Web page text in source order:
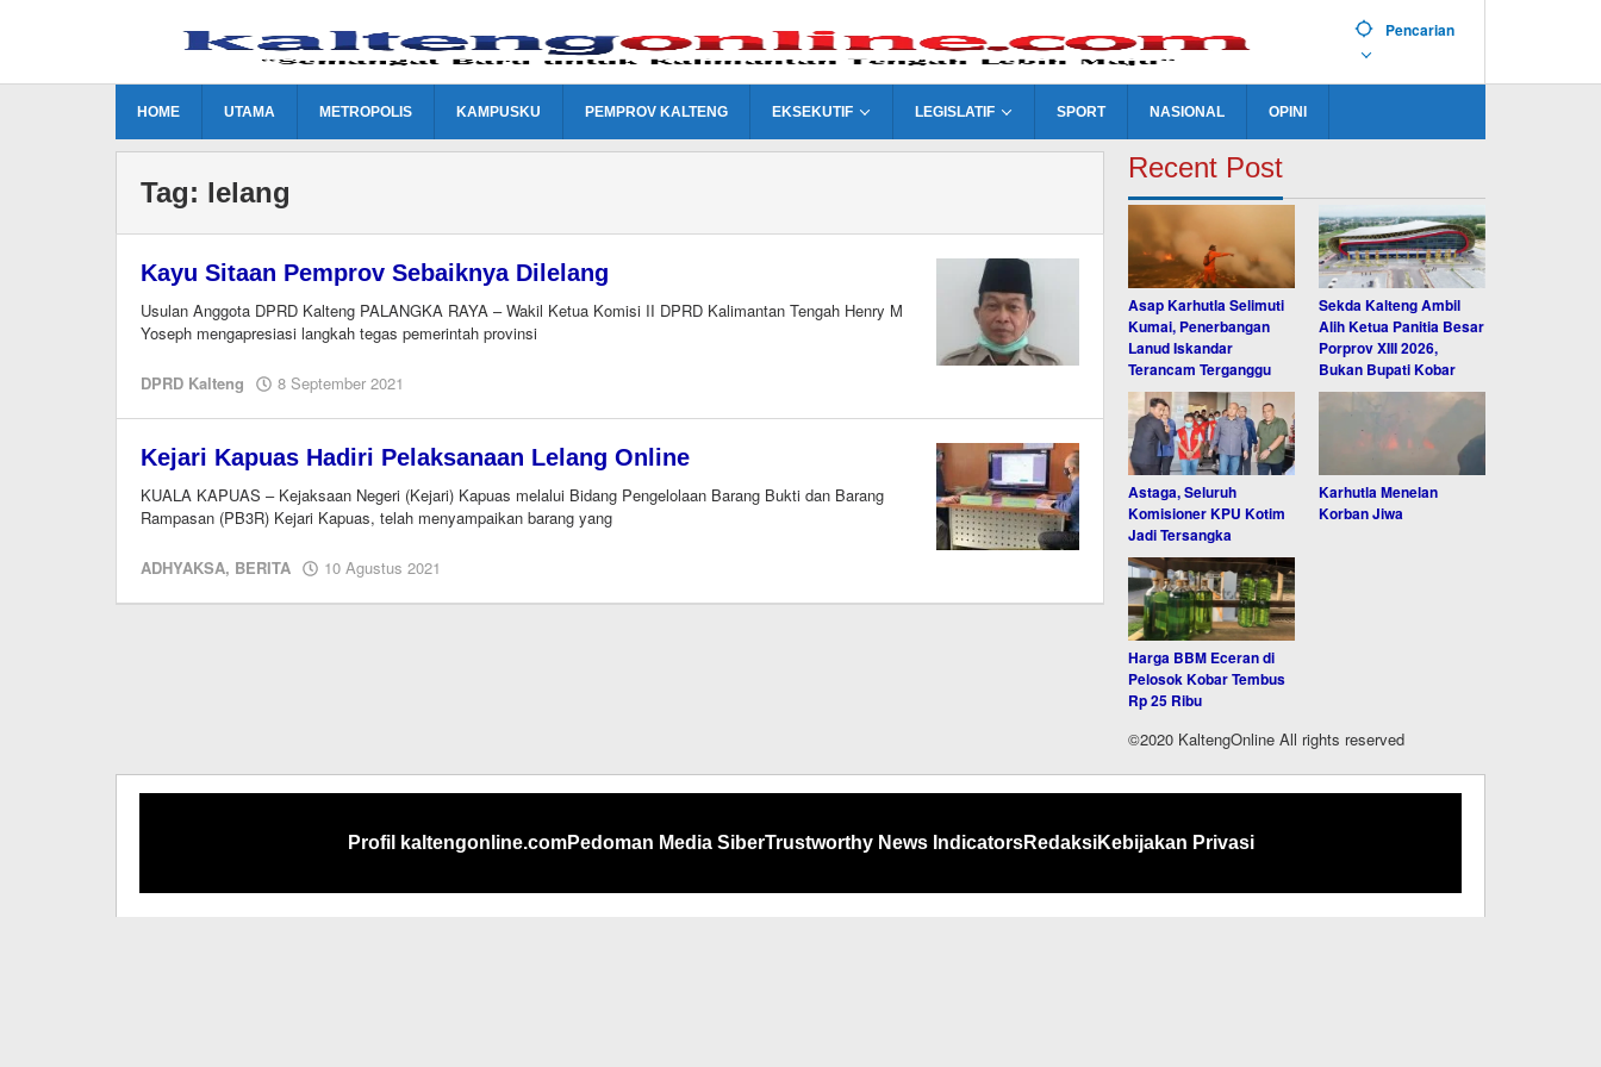
Pencarian
HOME UTAMA METROPOLIS KAMPUSKU PEMPROV KALTENG EKSEKUTIF LEGISLATIF SPORT NASIONAL OPINI
Tag: lelang
Kayu Sitaan Pemprov Sebaiknya Dilelang
Usulan Anggota DPRD Kalteng PALANGKA RAYA – Wakil Ketua Komisi II DPRD Kalimantan Tengah Henry M
Yoseph mengapresiasi langkah tegas pemerintah provinsi
DPRD Kalteng 8 September 2021
Kejari Kapuas Hadiri Pelaksanaan Lelang Online
KUALA KAPUAS – Kejaksaan Negeri (Kejari) Kapuas melalui Bidang Pengelolaan Barang Bukti dan Barang
Rampasan (PB3R) Kejari Kapuas, telah menyampaikan barang yang
ADHYAKSA, BERITA 10 Agustus 2021
Recent Post
Asap Karhutla Selimuti
Kumai, Penerbangan
Lanud Iskandar
Terancam Terganggu
Sekda Kalteng Ambil
Alih Ketua Panitia Besar
Porprov XIII 2026,
Bukan Bupati Kobar
Astaga, Seluruh
Komisioner KPU Kotim
Jadi Tersangka
Karhutla Menelan
Korban Jiwa
Harga BBM Eceran di
Pelosok Kobar Tembus
Rp 25 Ribu
©2020 KaltengOnline All rights reserved
Profil kaltengonline.comPedoman Media SiberTrustworthy News IndicatorsRedaksiKebijakan Privasi